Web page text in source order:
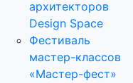
архитекторов
Design Space
Фестиваль
мастер-классов
«Мастер-фест»